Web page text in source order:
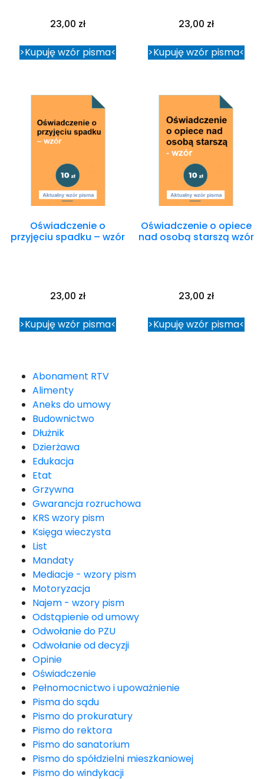
23,00 zł
>Kupuję wzór pisma<
23,00 zł
>Kupuję wzór pisma<
Oświadczenie o
przyjęciu spadku – wzór
23,00 zł
>Kupuję wzór pisma<
Oświadczenie o opiece
nad osobą starszą wzór
23,00 zł
>Kupuję wzór pisma<
Abonament RTV
Alimenty
Aneks do umowy
Budownictwo
Dłużnik
Dzierżawa
Edukacja
Etat
Grzywna
Gwarancja rozruchowa
KRS wzory pism
Księga wieczysta
List
Mandaty
Mediacje - wzory pism
Motoryzacja
Najem - wzory pism
Odstąpienie od umowy
Odwołanie do PZU
Odwołanie od decyzji
Opinie
Oświadczenie
Pełnomocnictwo i upoważnienie
Pisma do sądu
Pismo do prokuratury
Pismo do rektora
Pismo do sanatorium
Pismo do spółdzielni mieszkaniowej
Pismo do windykacji